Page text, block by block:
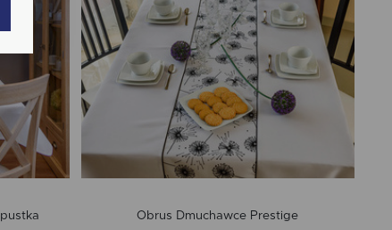
Obrus Dmuchawce Prestige